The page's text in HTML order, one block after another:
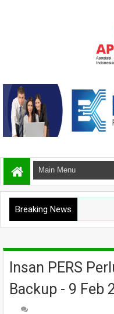
Breaking News
Insan PERS
Backup - 9 Feb